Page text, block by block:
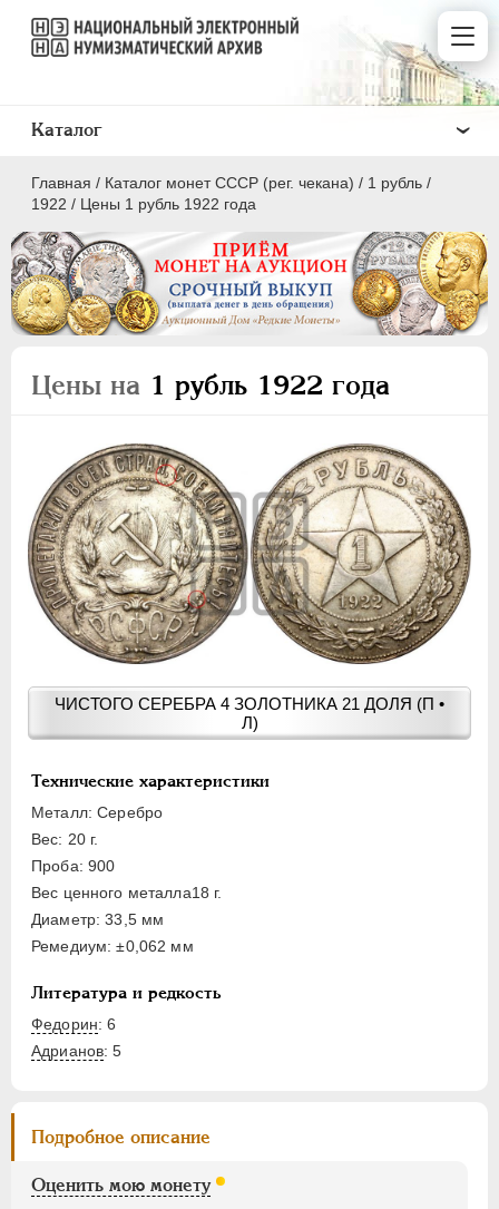
Главная / Каталог монет СССР (рег. чекана) / 1 рубль /
1922 / Цены 1 рубль 1922 года
Цены на 1 рубль 1922 года
ЧИСТОГО СЕРЕБРА 4 ЗОЛОТНИКА 21 ДОЛЯ (П •
Л)
Технические характеристики
Металл: Серебро
Вес: 20 г.
Проба: 900
Вес ценного металла18 г.
Диаметр: 33,5 мм
Ремедиум: ±0,062 мм
Литература и редкость
Федорин: 6
Адрианов:5
Подробное описание
Оценить мою монету
Каталог
ПОЛКОПЕЙКИ
2 КОПЕЙКИ
5 КОПЕЕК
10 КОПЕЕК
15 КОПЕЕК
20 КОПЕЕК
50 КОПЕЕК
ПОЛТИННИК
1 РУБЛЬ
3 РУБЛЯ
ЧЕРВОНЕЦ